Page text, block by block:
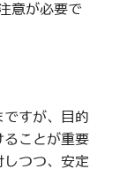
意が必要で
すが、目的
ることが重要
つつ、安定